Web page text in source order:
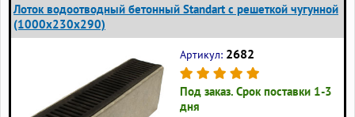
Лоток водоотводный бетонный Standart с решеткой чугунной
(1000x230x290)
Артикул: 2682
Под заказ. Срок поставки 1-3
дня